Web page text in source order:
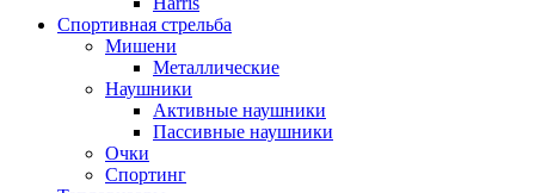
Спортивная стрельба
Мишени
Металлические
Наушники
Активные наушники
Пассивные наушники
Очки
Спортинг